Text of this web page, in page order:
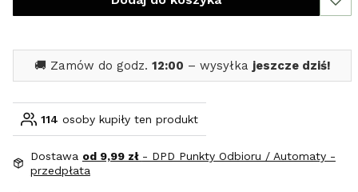
🚚 Zamów do godz. 12:00 – wysyłka jeszcze dziś!
114 osoby kupiły ten produkt
Dostawa od 9,99 zł - DPD Punkty Odbioru / Automaty -
przedpłata